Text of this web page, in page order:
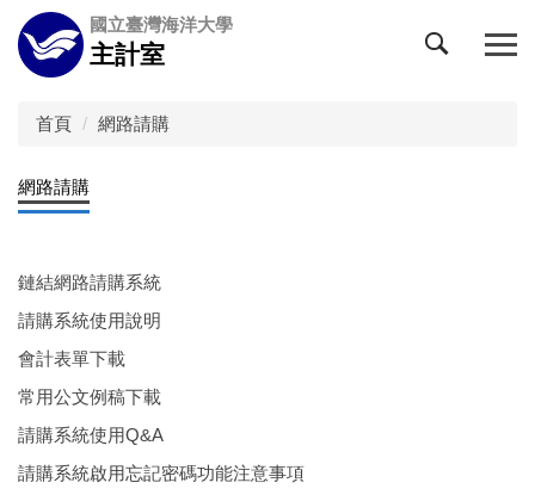
跳
到
主
區
國立臺灣海洋大學
主計室
首頁 網路請購
網路請購
鏈結網路請購系統
請購系統使用說明
會計表單下載
常用公文例稿下載
請購系統使用Q&A
請購系統啟用忘記密碼功能注意事項